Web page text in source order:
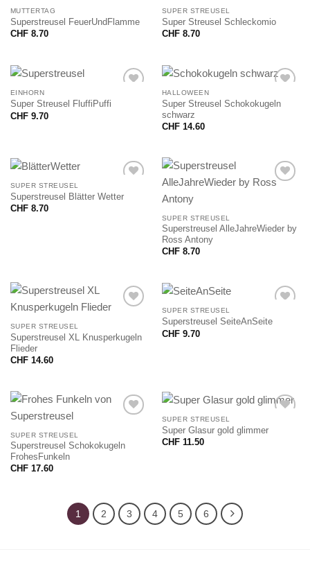
MUTTERTAG
Superstreusel FeuerUndFlamme
CHF8.70
SUPER STREUSEL
Super Streusel Schleckomio
CHF8.70
EINHORN
Super Streusel FluffiPuffi
CHF9.70
HALLOWEEN
Super Streusel Schokokugeln
schwarz
CHF14.60
SUPER STREUSEL
Superstreusel Blätter Wetter
CHF8.70
SUPER STREUSEL
Superstreusel AlleJahreWieder by
Ross Antony
CHF8.70
SUPER STREUSEL
Superstreusel XL Knusperkugeln
Flieder
CHF14.60
SUPER STREUSEL
Superstreusel SeiteAnSeite
CHF9.70
SUPER STREUSEL
Superstreusel Schokokugeln
FrohesFunkeln
CHF17.60
SUPER STREUSEL
Super Glasur gold glimmer
CHF11.50
1 2 3 4 5 6